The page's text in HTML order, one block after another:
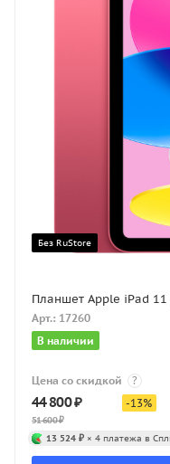
Без RuStore
Планшет Apple iPad
Арт.: 17260
В наличии
Цена со скидкой ?
44 800₽
51 600₽
-13%
13 524 ₽ × 4 платежа в